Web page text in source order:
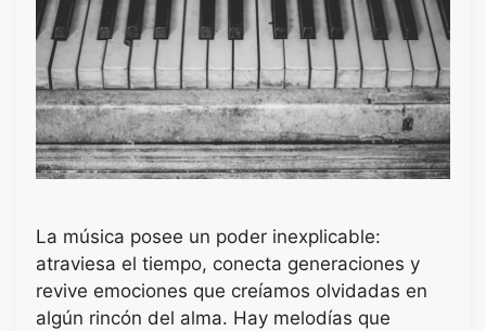
La música posee un poder inexplicable:
atraviesa el tiempo, conecta generaciones y
revive emociones que creíamos olvidadas en
algún rincón del alma. Hay melodías que